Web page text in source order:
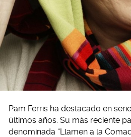
Pam Ferris ha destacado en
últimos años. Su más reciente
denominada “Llamen a la